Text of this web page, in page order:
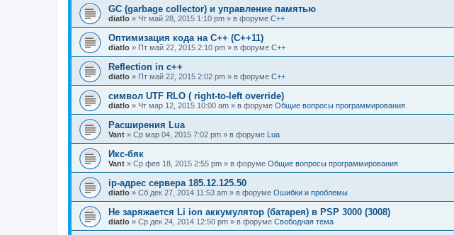
GC (garbage collector) и управление памятью
diatlo » Чт май 28, 2015 1:10 pm » в форуме C++
Оптимизация кода на C++ (C++11)
diatlo » Пт май 22, 2015 2:10 pm » в форуме C++
Reflection in с++
diatlo » Пт май 22, 2015 2:02 pm » в форуме C++
символ UTF RLO ( right-to-left override)
diatlo » Чт мар 12, 2015 10:00 am » в форуме Общие вопросы программирования
Расширения Lua
Vant » Ср мар 04, 2015 7:02 pm » в форуме Lua
Икс-бяк
Vant » Ср фев 18, 2015 2:55 pm » в форуме Общие вопросы программирования
ip-адрес сервера 185.12.125.50
diatlo » Сб дек 27, 2014 11:53 am » в форуме Ошибки и проблемы
Не заряжается Li ion аккумулятор (батарея) в PSP 3000 (3008)
diatlo » Ср дек 24, 2014 12:50 pm » в форуме Свободная тема